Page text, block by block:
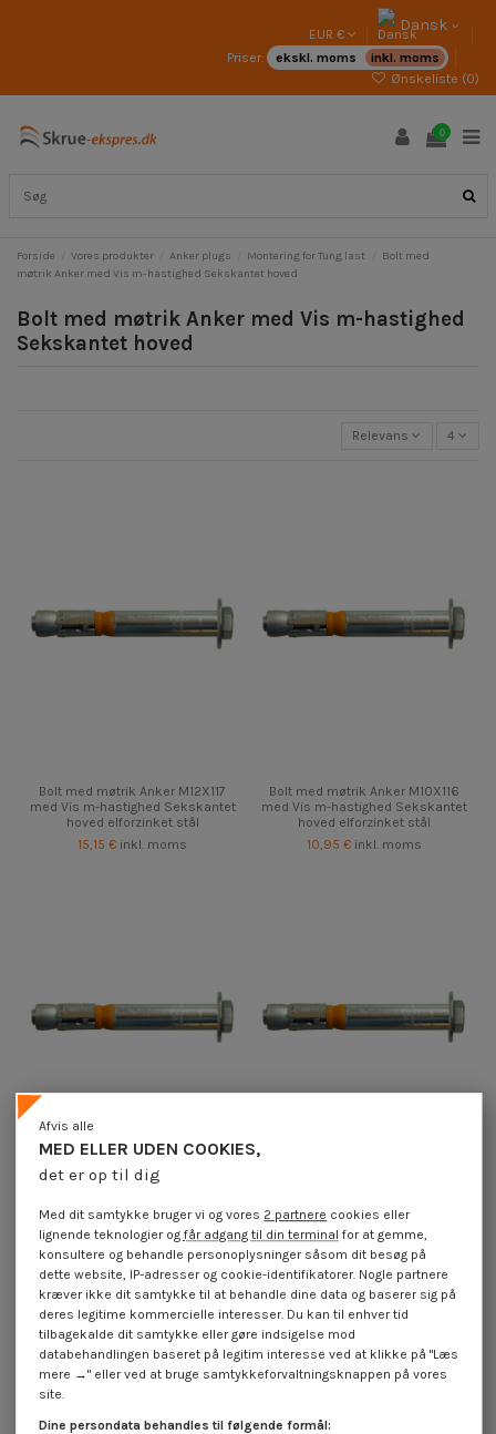
EUR € Dansk
Priser: ekskl. moms
inkl. moms
Ønskeliste (0)
0
Forside Vores produkter Anker plugs Montering for Tung last
Bolt med
møtrik Anker med Vis m-hastighed Sekskantet hoved
Bolt med møtrik Anker med Vis m-hastighed
Sekskantet hoved
Relevans 4
Bolt med møtrik Anker M12X117
med Vis m-hastighed Sekskantet
hoved elforzinket stål
15,15 € inkl. moms
Bolt med møtrik Anker M10X116
med Vis m-hastighed Sekskantet
hoved elforzinket stål
10,95 € inkl. moms
Bolt med møtrik Anker M6X65
hoved elforzinket stål
4,50 €inkl. moms
hoved elforzinket stål
14,90 €inkl. moms
Bolt med møtrik Anker med Skrue m rate Sekskantet hoved
MED ELLER UDEN COOKIES,
det er op til dig
Afvis alle
Med dit samtykke bruger vi og vores 2 partnere cookies eller
lignende teknologier ogfår adgang til din terminal for at gemme,
konsultere og behandle personoplysninger såsom dit besøg på
dette website, IP-adresser og cookie-identifikatorer. Nogle partnere
kræver ikke dit samtykke til at behandle dine data og baserer sig på
deres legitime kommercielle interesser. Du kan til enhver tid
tilbagekalde dit samtykke eller gøre indsigelse mod
databehandlingen baseret på legitim interesse ved at klikke på "Læs
mere →" eller ved at bruge samtykkeforvaltningsknappen på vores
site.
Dine persondata behandles til følgende formål: